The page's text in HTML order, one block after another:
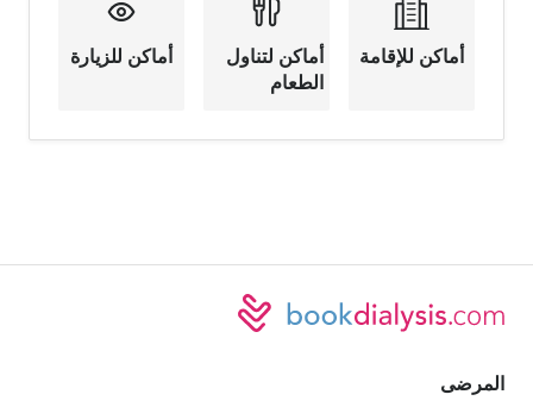
أماكن للإقامة
أماكن لتناول
الطعام
أماكن للزيارة
المرضى